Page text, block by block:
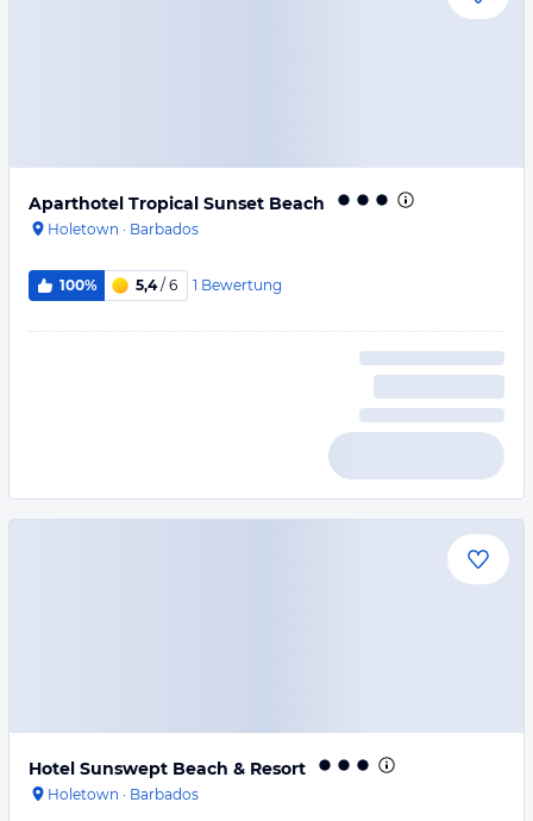
Aparthotel Tropical Sunset Beach
Holetown · Barbados
100% 5,4/ 6 1 Bewertung
Hotel Sunswept Beach & Resort
Holetown · Barbados